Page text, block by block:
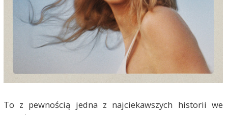
To z pewnością jedna z najciekawszych historii we